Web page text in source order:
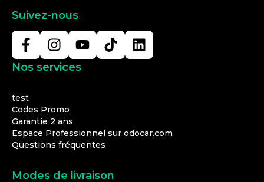
Suivez-nous
Nos services
test
Codes Promo
Garantie 2 ans
Espace Professionnel sur odocar.com
Questions fréquentes
Modes de livraison